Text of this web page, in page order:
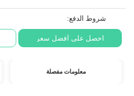
شروط الدفع:
احصل على أفضل سعر
معلومات مفصلة